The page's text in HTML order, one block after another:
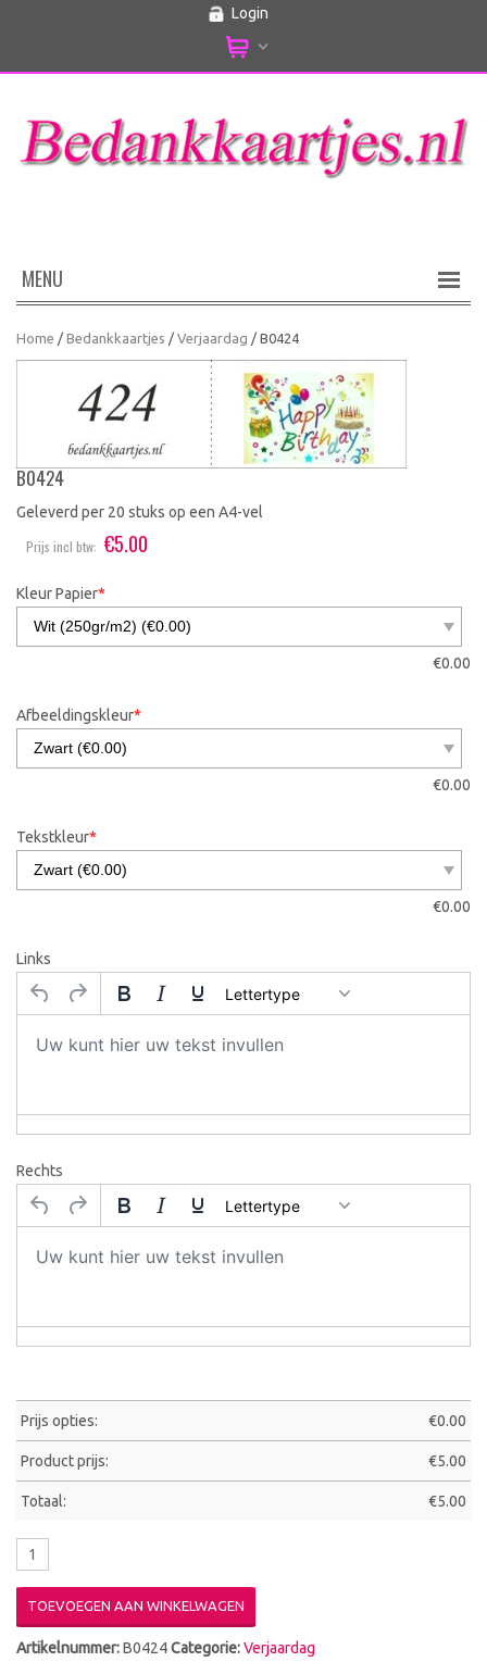
Login
MENU
Home / Bedankkaartjes / Verjaardag / B0424
B0424
Geleverd per 20 stuks op een A4-vel
Prijs incl btw: €5.00
Kleur Papier*
€0.00
Afbeeldingskleur*
€0.00
Tekstkleur*
€0.00
Links
Lettertype
Rechts
Lettertype
Prijs opties: €0.00
Product prijs: €5.00
Totaal: €5.00
TOEVOEGEN AAN WINKELWAGEN
Artikelnummer:B0424Categorie:Verjaardag